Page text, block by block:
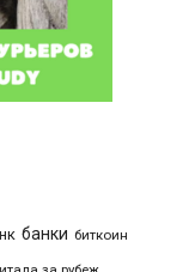
банки биткоин